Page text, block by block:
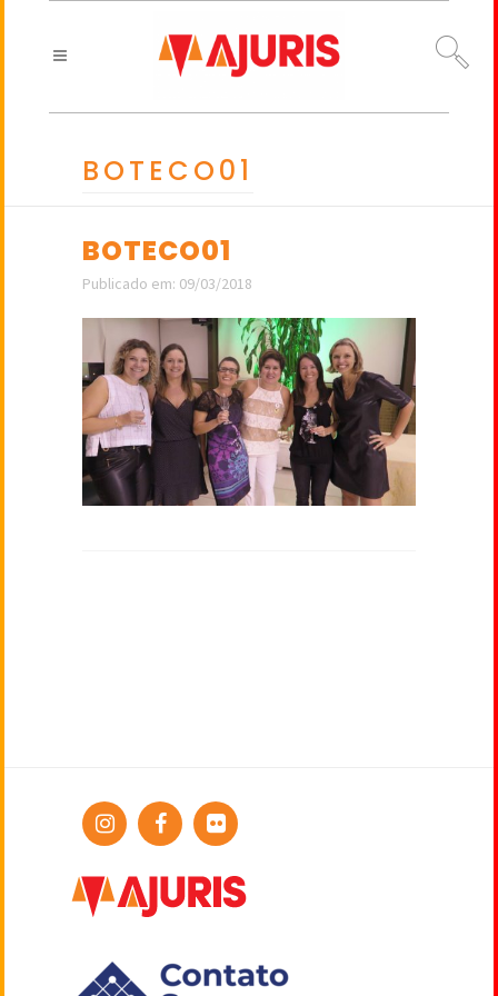
BOTECO01
BOTECO01
Publicado em: 09/03/2018